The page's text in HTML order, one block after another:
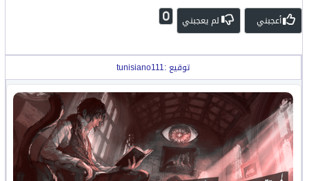
أعجبني لم يعجبني 0
توقيع :tunisiano111